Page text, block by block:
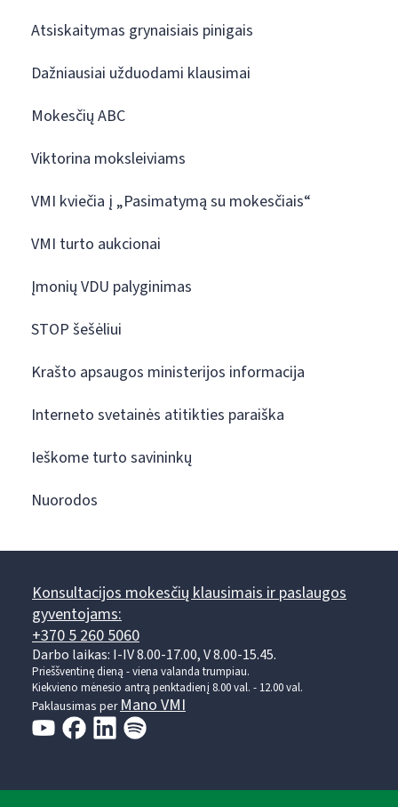
Atsiskaitymas grynaisiais pinigais
Dažniausiai užduodami klausimai
Mokesčių ABC
Viktorina moksleiviams
VMI kviečia į „Pasimatymą su mokesčiais“
VMI turto aukcionai
Įmonių VDU palyginimas
STOP šešėliui
Krašto apsaugos ministerijos informacija
Interneto svetainės atitikties paraiška
Ieškome turto savininkų
Nuorodos
Konsultacijos mokesčių klausimais ir paslaugos
gyventojams:
+370 5 260 5060
Darbo laikas: I-IV 8.00-17.00, V 8.00-15.45.
Prieššventinę dieną - viena valanda trumpiau.
Kiekvieno mėnesio antrą penktadienį 8.00 val. - 12.00 val.
Paklausimas per Mano VMI